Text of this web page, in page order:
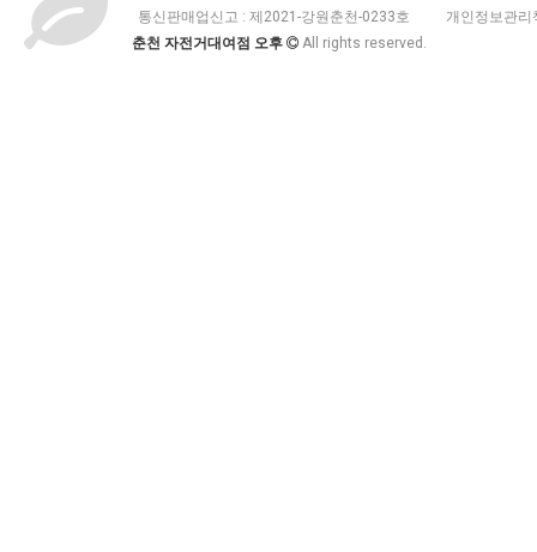
통신판매업신고 : 제2021-강원춘천-0233호
개인정보관리
춘천 자전거대여점 오후
All rights reserved.